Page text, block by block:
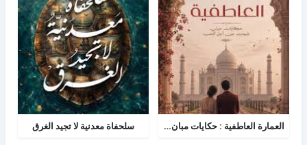
العمارة العاطفية : حكايات مبان شيدن من أجل الحب سلحفاة معدنية لا تجيد الغرق